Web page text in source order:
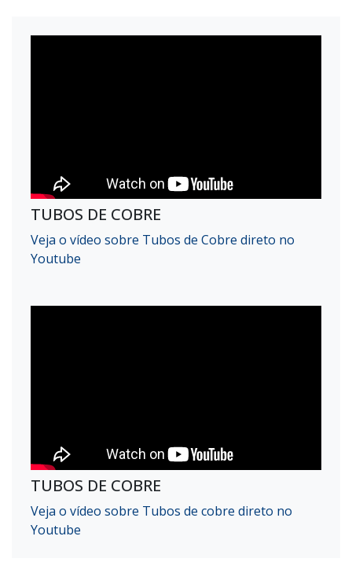
TUBOS DE COBRE
Veja o vídeo sobre Tubos de Cobre direto no
Youtube
TUBOS DE COBRE
Veja o vídeo sobre Tubos de cobre direto no
Youtube